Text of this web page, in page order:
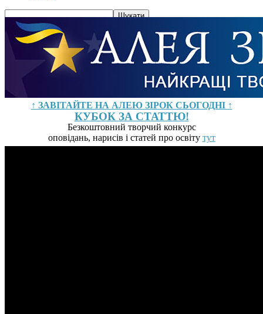
↑ ЗАВІТАЙТЕ НА АЛЕЮ ЗІРОК СЬОГОДНІ ↑
КУБОК ЗА СТАТТЮ!
Безкоштовний творчий конкурс
оповідань, нарисів і статей про освіту тут